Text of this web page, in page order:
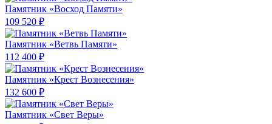
Памятник «Восход Памяти»
109 520 ₽
Памятник «Ветвь Памяти»
112 400 ₽
Памятник «Крест Вознесения»
132 600 ₽
Памятник «Свет Веры»